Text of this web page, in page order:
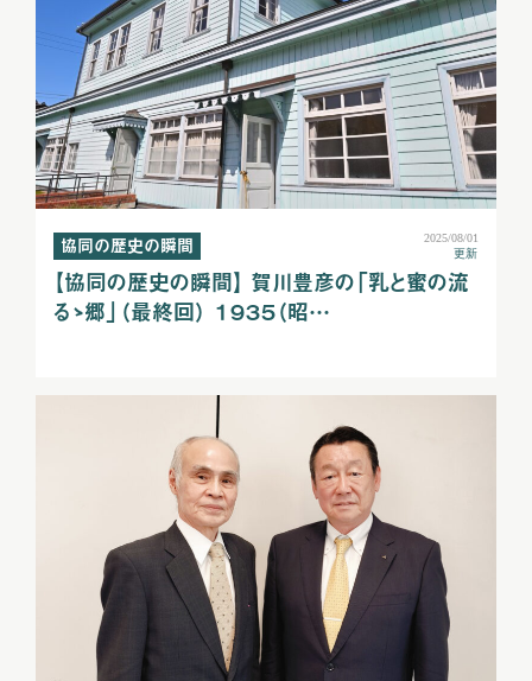
協同の歴史の瞬間
2025/08/01
更新
【協同の歴史の瞬間】 賀川豊彦の「乳と蜜の流
るゝ郷」（最終回） １９３５（昭…